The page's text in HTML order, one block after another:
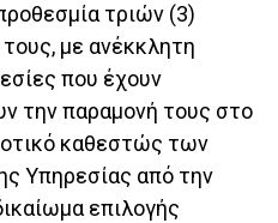
τριών (3)
με ανέκκλητη
που έχουν
την παραμονή τους στο
καθεστώς των
Υπηρεσίας από την
επιλογής